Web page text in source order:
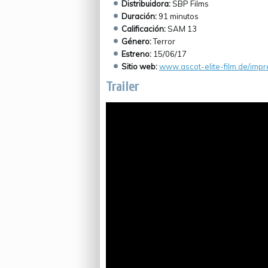
Distribuidora:SBP Films
Duración:91 minutos
Calificación:SAM 13
Género:Terror
Estreno:15/06/17
Sitio web:www.ascot-elite-film.de/
Trailer